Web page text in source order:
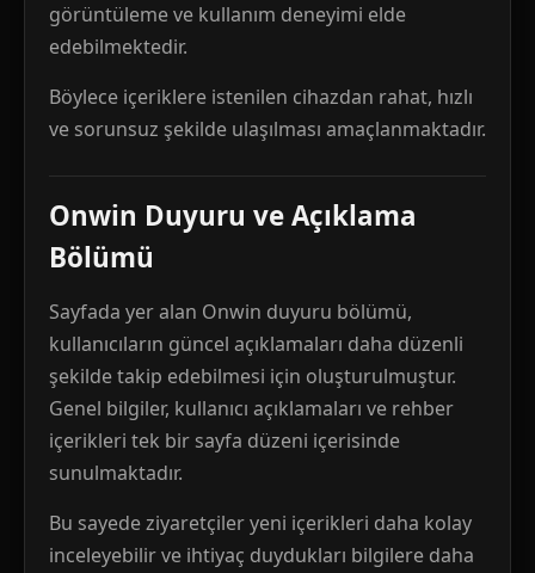
görüntüleme ve kullanım deneyimi elde
edebilmektedir.
Böylece içeriklere istenilen cihazdan rahat, hızlı
ve sorunsuz şekilde ulaşılması amaçlanmaktadır.
Onwin Duyuru ve Açıklama
Bölümü
Sayfada yer alan Onwin duyuru bölümü,
kullanıcıların güncel açıklamaları daha düzenli
şekilde takip edebilmesi için oluşturulmuştur.
Genel bilgiler, kullanıcı açıklamaları ve rehber
içerikleri tek bir sayfa düzeni içerisinde
sunulmaktadır.
Bu sayede ziyaretçiler yeni içerikleri daha kolay
inceleyebilir ve ihtiyaç duydukları bilgilere daha